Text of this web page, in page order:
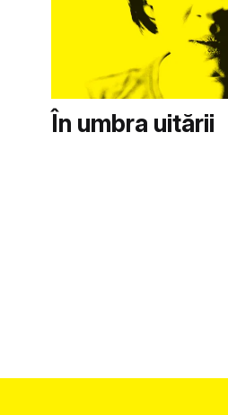
În umbra uitării